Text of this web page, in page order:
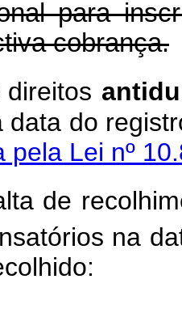
para
cobrança.
data do
pela Lei nº
de
na